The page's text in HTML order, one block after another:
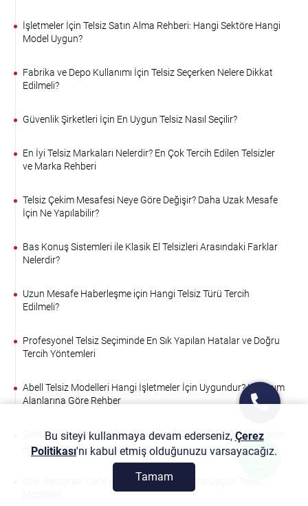
İşletmeler İçin Telsiz Satın Alma Rehberi: Hangi Sektöre Hangi
Model Uygun?
Fabrika ve Depo Kullanımı İçin Telsiz Seçerken Nelere Dikkat
Edilmeli?
Güvenlik Şirketleri İçin En Uygun Telsiz Nasıl Seçilir?
En İyi Telsiz Markaları Nelerdir? En Çok Tercih Edilen Telsizler
ve Marka Rehberi
Telsiz Çekim Mesafesi Neye Göre Değişir? Daha Uzak Mesafe
İçin Ne Yapılabilir?
Bas Konuş Sistemleri ile Klasik El Telsizleri Arasındaki Farklar
Nelerdir?
Uzun Mesafe Haberleşme için Hangi Telsiz Türü Tercih
Edilmeli?
Profesyonel Telsiz Seçiminde En Sık Yapılan Hatalar ve Doğru
Tercih Yöntemleri
Abell Telsiz Modelleri Hangi İşletmeler İçin Uygundur? Kullanım
Alanlarına Göre Rehber
Şantiye, Fabrika ve Saha Operasyonlarında Telsiz Kullanmanın
Avantajları
Otel, Restoran, Cafe ve AVM'lerde Kullanıma Uygun Telsiz
Bu siteyi kullanmaya devam ederseniz, Çerez
Politikası'nı kabul etmiş olduğunuzu varsayacağız.
Tamam